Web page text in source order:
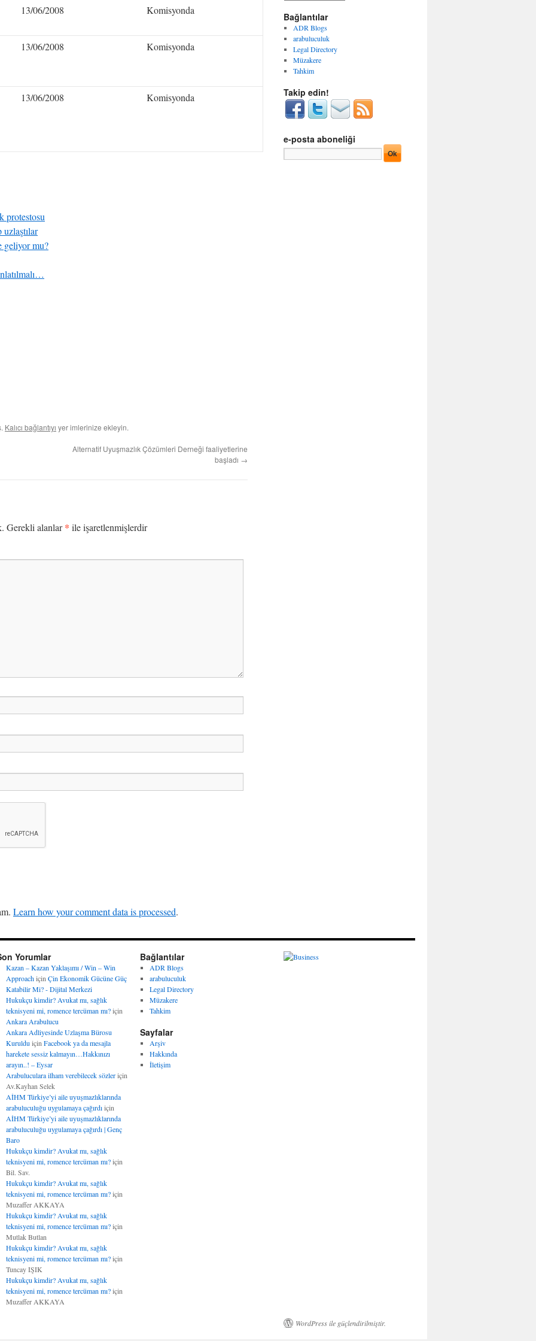
13/06/2008 Komisyonda
13/06/2008 Komisyonda
13/06/2008 Komisyonda
protestosu
uzlaştılar
geliyor mu?
Kalıcı bağlantıyı yer imlerinize ekleyin.
Alternatif Uyuşmazlık Çözümleri Derneği faaliyetlerine
başladı →
Gerekli alanlar* ile işaretlenmişlerdir
Learn how your comment data is processed.
o
r
i
l
e
r
ş
i
v
l
e
r
Bağlantılar
ADR Blogs
arabuluculuk
Legal Directory
Müzakere
Tahkim
Takip edin!
e-posta aboneliği
Yorumlar
Kazan – Kazan Yaklaşımı / Win – Win
Approachiçin Çin Ekonomik Gücüne Güç
Katabilir Mi? - Dijital Merkezi
Hukukçu kimdir? Avukat mı, sağlık
teknisyeni mi, romence tercüman mı?için
Ankara Arabulucu
Ankara Adliyesinde Uzlaşma Bürosu
Kuruldu için Facebook ya da mesajla
harekete sessiz kalmayın…Hakkınızı
arayın..! – Eysar
Arabuluculara ilham verebilecek sözleriçin
Av.Kayhan Selek
AİHM Türkiye’yi aile uyuşmazlıklarında
arabuluculuğu uygulamaya çağırdıiçin
AİHM Türkiye’yi aile uyuşmazlıklarında
arabuluculuğu uygulamaya çağırdı | Genç
Baro
Hukukçu kimdir? Avukat mı, sağlık
teknisyeni mi, romence tercüman mı?için
Bil. Sav.
Hukukçu kimdir? Avukat mı, sağlık
teknisyeni mi, romence tercüman mı?için
Muzaffer AKKAYA
Hukukçu kimdir? Avukat mı, sağlık
teknisyeni mi, romence tercüman mı?için
Mutlak Butlan
Hukukçu kimdir? Avukat mı, sağlık
teknisyeni mi, romence tercüman mı?için
Tuncay IŞIK
Hukukçu kimdir? Avukat mı, sağlık
teknisyeni mi, romence tercüman mı?için
Muzaffer AKKAYA
Bağlantılar
ADR Blogs
arabuluculuk
Legal Directory
Müzakere
Tahkim
Sayfalar
Arşiv
Hakkında
İletişim
WordPress ile güçlendirilmiştir.